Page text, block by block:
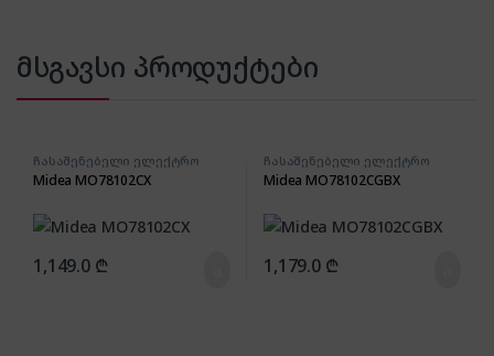
მსგავსი პროდუქტები
ჩასაშენებელი ელექტრო
ღუმელი
Midea MO78102CX
1,149.0 ₾
ჩასაშენებელი ელექტრო
ღუმელი
Midea MO78102CGBX
1,179.0 ₾